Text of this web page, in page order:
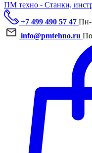
ПМ техно - Станки,
+7 499 490 57 47 Пн-
info@pmtehno.ru